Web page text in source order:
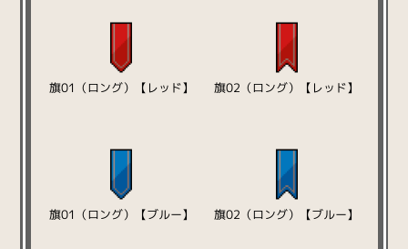
旗01（ロング）【レッド】 旗02（ロング）【レッド】
旗01（ロング）【ブルー】 旗02（ロング）【ブルー】